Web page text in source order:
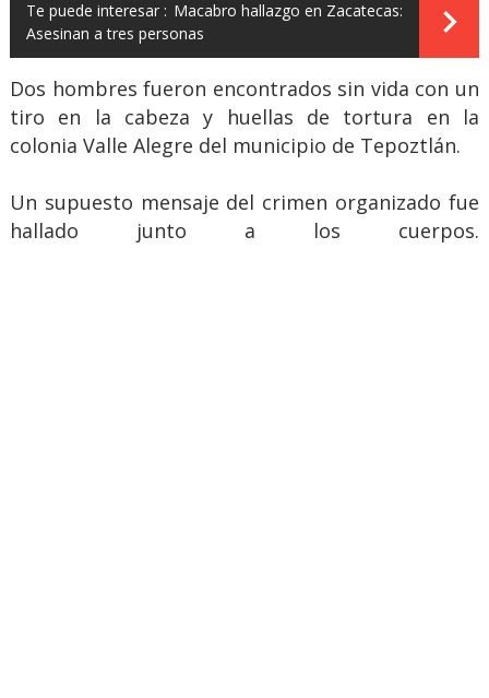
Te puede interesar : Macabro hallazgo en Zacatecas:
Asesinan a tres personas
Dos hombres fueron encontrados sin vida con un
tiro en la cabeza y huellas de tortura en la
colonia Valle Alegre del municipio de Tepoztlán.
Un supuesto mensaje del crimen organizado fue
hallado junto a los cuerpos.